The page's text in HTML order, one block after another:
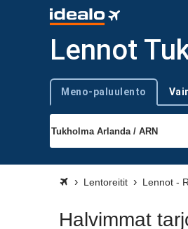
Lennot
Trip type
Meno-paluulento
Lentoreitit Lennot -
Halvimmat